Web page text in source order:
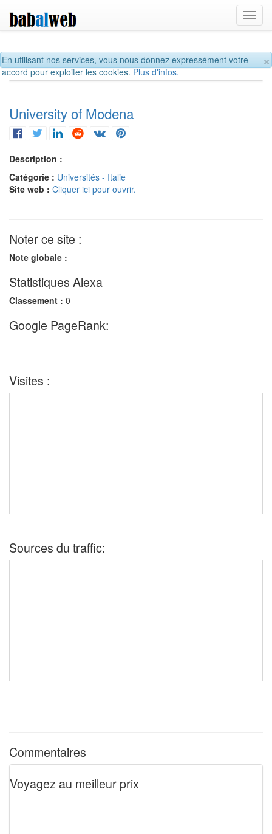
×
En utilisant nos services, vous nous donnez expressément votre
accord pour exploiter les cookies.Plus d'infos.
University of Modena
Description :
Catégorie : Universités - Italie
Site web : Cliquer ici pour ouvrir.
Noter ce site :
Note globale :
Statistiques Alexa
Classement : 0
Google PageRank:
Visites :
Sources du traffic:
Commentaires
Voyagez au meilleur prix